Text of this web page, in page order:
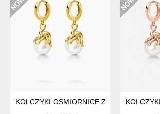
KOLCZYKI OŚMIORNICE Z BIAŁĄ PERŁĄ-